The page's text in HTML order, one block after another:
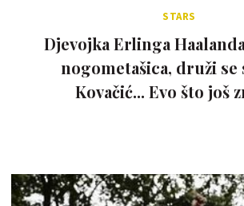
STARS
Djevojka Erlinga
nogometašica, druži se
Kovačić... Evo što još